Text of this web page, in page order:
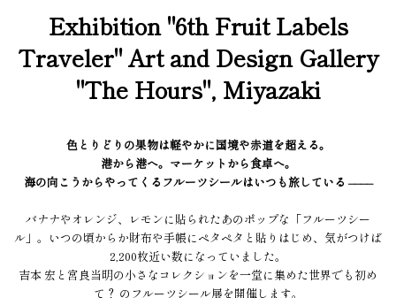
Exhibition "6th Fruit Labels
Traveler" Art and Design Gallery
"The Hours", Miyazaki
色とりどりの果物は軽やかに国境や赤道を超える。
港から港へ。マーケットから食卓へ。
海の向こうからやってくるフルーツシールはいつも旅している ––––
バナナやオレンジ、レモンに貼られたあのポップな「フルーツシー
ル」。いつの頃からか財布や手帳にペタペタと貼りはじめ、気がつけば
2,200枚近い数になっていました。
吉本 宏と宮良当明の小さなコレクションを一堂に集めた世界でも初め
て？ のフルーツシール展を開催します。